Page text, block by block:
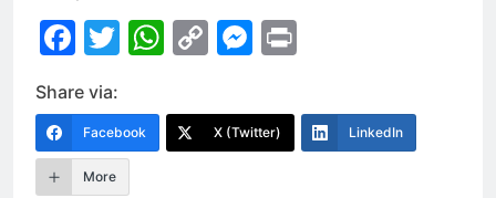
Facebook
Twitter
WhatsApp
CopyMessenger
Share via:
Facebook X (Twitter) LinkedIn
More